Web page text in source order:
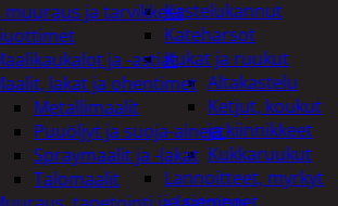
Kastelukannut
Kateharsot
Kukat ja ruukut
Altakastelu
Ketjut, koukut
ja kiinnikkeet
Kukkaruukut
Lannoitteet, myrkyt
muuraus ja tarvikkeet
ja -astiat
lakat ja ohentimet
Metallimaalit
Puuöljyt ja suoja-aineet
Spraymaalit ja -lakat
Talomaalit